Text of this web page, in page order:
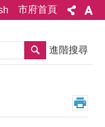
市府首頁
搜尋 進階搜尋